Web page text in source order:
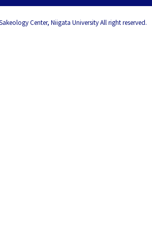
Center, Niigata University All right reserved.